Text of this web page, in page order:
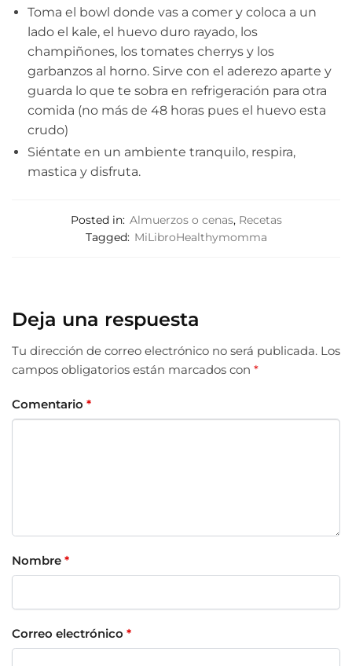
Toma el bowl donde vas a comer y coloca a un
lado el kale, el huevo duro rayado, los
champiñones, los tomates cherrys y los
garbanzos al horno. Sirve con el aderezo aparte y
guarda lo que te sobra en refrigeración para otra
comida (no más de 48 horas pues el huevo esta
crudo)
Siéntate en un ambiente tranquilo, respira,
mastica y disfruta.
Posted in: Almuerzos o cenas, Recetas
Tagged: MiLibroHealthymomma
Deja una respuesta
Tu dirección de correo electrónico no será publicada. Los
campos obligatorios están marcados con *
Comentario *
Nombre *
Correo electrónico *